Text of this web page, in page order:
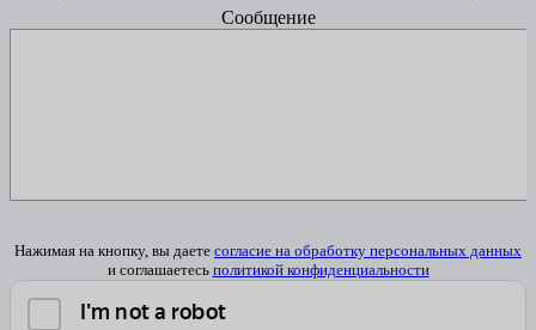
Сообщение
Нажимая на кнопку, вы даете согласие на обработку персональных данных
и соглашаетесь политикой конфиденциальности